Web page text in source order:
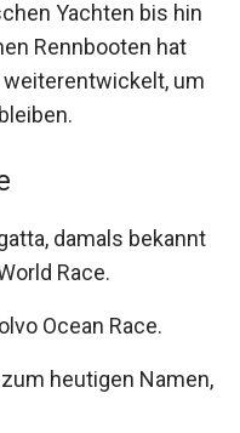
Yachten bis hin
Rennbooten hat
weiterentwickelt, um
damals bekannt
Race.
Ocean Race.
heutigen Namen,